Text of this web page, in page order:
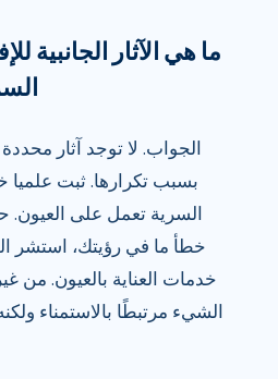
الجواب. لا توجد آثار
بسبب تكرارها. ثبت علميا
السرية تعمل على
خطأ ما في رؤيتك، استشر
خدمات العناية بالعيون. من
الشيء مرتبطًا بالاستمناء